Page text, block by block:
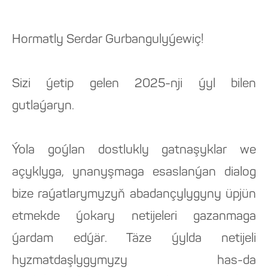
Hormatly Serdar Gurbangulyýewiç!
Sizi ýetip gelen 2025-nji ýyl bilen
gutlaýaryn.
Ýola goýlan dostlukly gatnaşyklar we
açyklyga, ynanyşmaga esaslanýan dialog
bize raýatlarymyzyň abadançylygyny üpjün
etmekde ýokary netijeleri gazanmaga
ýardam edýär. Täze ýylda netijeli
hyzmatdaşlygymyzy has-da